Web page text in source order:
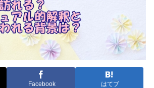
Facebook はてブ